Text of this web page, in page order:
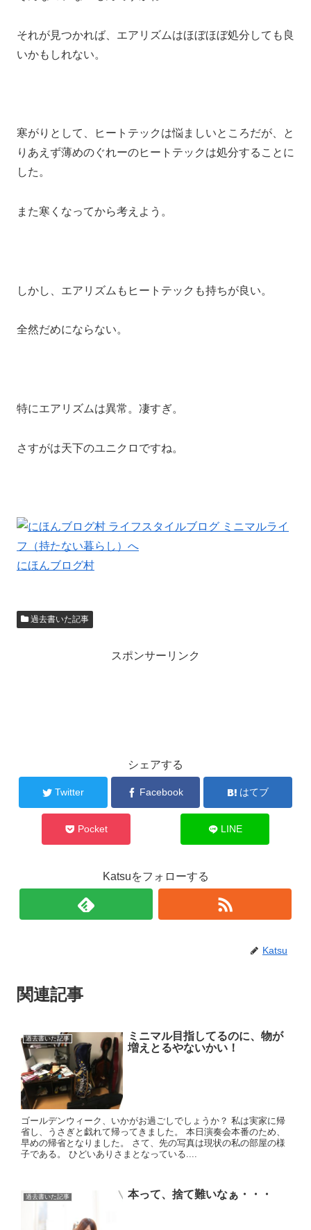
それが見つかれば、エアリズムはほぼほぼ処分しても良
いかもしれない。
寒がりとして、ヒートテックは悩ましいところだが、と
りあえず薄めのぐれーのヒートテックは処分することに
した。
また寒くなってから考えよう。
しかし、エアリズムもヒートテックも持ちが良い。
全然だめにならない。
特にエアリズムは異常。凄すぎ。
さすがは天下のユニクロですね。
にほんブログ村
過去書いた記事
スポンサーリンク
シェアする
Twitter Facebook はてブ
Pocket LINE
Katsuをフォローする
Katsu
関連記事
過去書いた記事
ミニマル目指してるのに、物が
増えとるやないかい！
ゴールデンウィーク、いかがお過ごしでしょうか？ 私は実家に帰
省し、うさぎと戯れて帰ってきました。 本日演奏会本番のため、
早めの帰省となりました。 さて、先の写真は現状の私の部屋の様
子である。 ひどいありさまとなっている....
過去書いた記事 本って、捨て難いなぁ・・・